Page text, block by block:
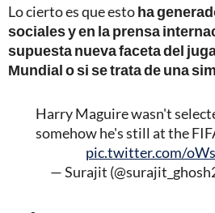
Lo cierto es que estoha
sociales y en la prensa
supuesta nueva faceta del
Mundial o si se trata de una
Harry Maguire wasn't
somehow he's still at the
pic.twitter.com/
— Surajit